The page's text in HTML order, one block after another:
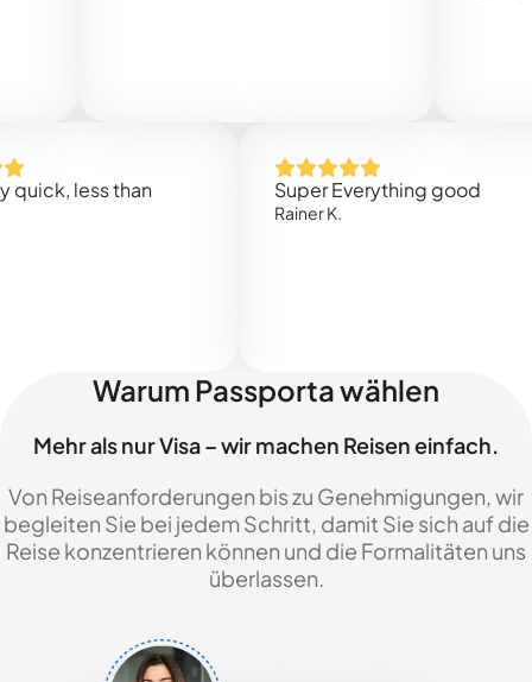
less than Super Everything good
Rainer K.
Warum Passporta wählen
Mehr als nur Visa – wir machen Reisen einfach.
Von Reiseanforderungen bis zu Genehmigungen, wir
begleiten Sie bei jedem Schritt, damit Sie sich auf die
Reise konzentrieren können und die Formalitäten uns
überlassen.